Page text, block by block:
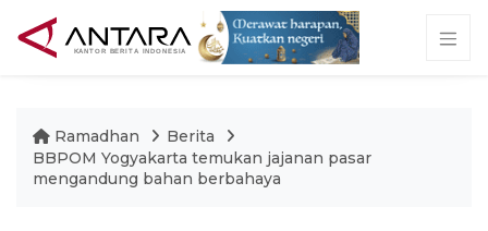
Ramadhan
Berita
BBPOM Yogyakarta temukan jajanan pasar
mengandung bahan berbahaya